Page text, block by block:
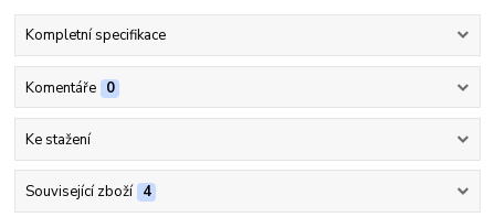
Kompletní specifikace
Komentáře 0
Ke stažení
Související zboží 4